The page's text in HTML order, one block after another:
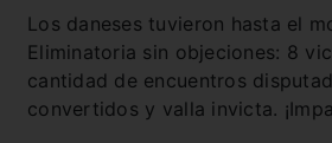
Los daneses tuvieron hasta el
Eliminatoria sin objeciones: 8
cantidad de encuentros
convertidos y valla invicta.